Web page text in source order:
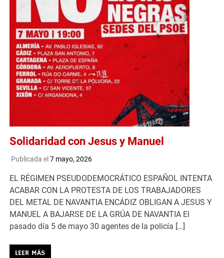
Solidaridad con Jesus y Manuel
Publicada el7 mayo, 2026
EL RÉGIMEN PSEUDODEMOCRÁTICO ESPAÑOL INTENTA
ACABAR CON LA PROTESTA DE LOS TRABAJADORES
DEL METAL DE NAVANTIA ENCÁDIZ OBLIGAN A JESUS Y
MANUEL A BAJARSE DE LA GRÚA DE NAVANTIA El
pasado día 5 de mayo 30 agentes de la policía […]
LEER MÁS